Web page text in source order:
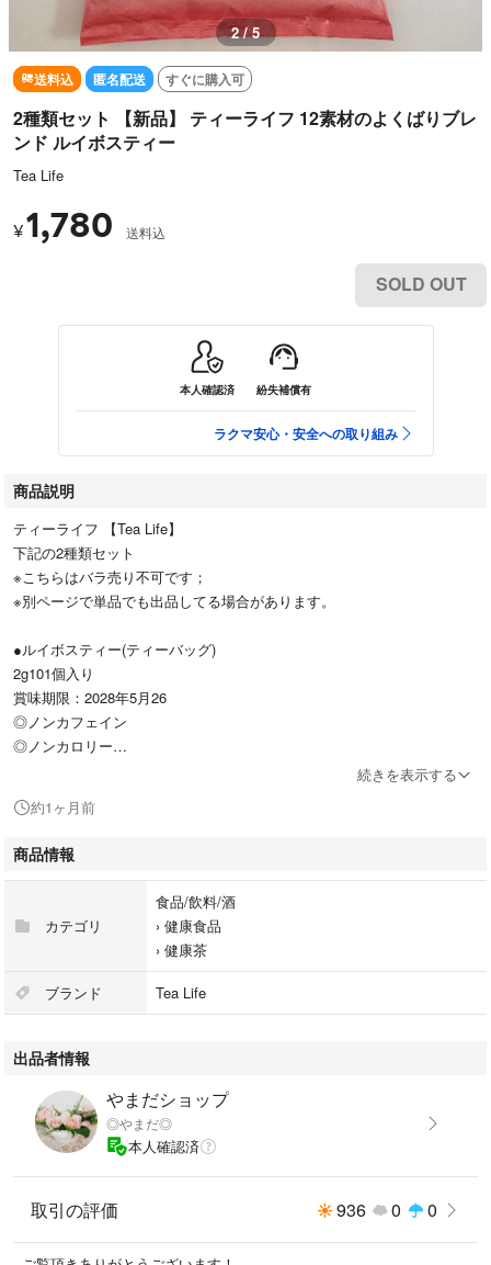
2 / 5
送料込 匿名配送 すぐに購入可
2種類セット 【新品】 ティーライフ 12素材のよくばりブレ
ンド ルイボスティー
Tea Life
¥1,780 送料込
SOLD OUT
本人確認済 紛失補償有
ラクマ安心・安全への取り組み
商品説明
ティーライフ 【Tea Life】
下記の2種類セット
※こちらはバラ売り不可です；
※別ページで単品でも出品してる場合があります。
●ルイボスティー(ティーバッグ)
2g101個入り
賞味期限：2028年5月26
◎ノンカフェイン
◎ノンカロリー
●12素材のよくばりブレンド
2g100個入り
賞味期限：2027年12月01日
◎すっきりとした味が好きな方
◎美容と健康に
◎ノンカフェイン
◎美容茶
びわの葉、隈笹、桑の葉、黒豆、とうもろこし、杜仲葉】
新品未開封品です。
送料や手数料がかかりますのでお値下げ出来ません。
欲しい方がいらっしゃいましたら宜しく御願い致します。
他にも出品しております。
続きを表示する
約1ヶ月前
商品情報
カテゴリ
食品/飲料/酒
› 健康食品
› 健康茶
ブランド Tea Life
出品者情報
やまだショップ
◎やまだ◎
本人確認済
取引の評価 936 0 0